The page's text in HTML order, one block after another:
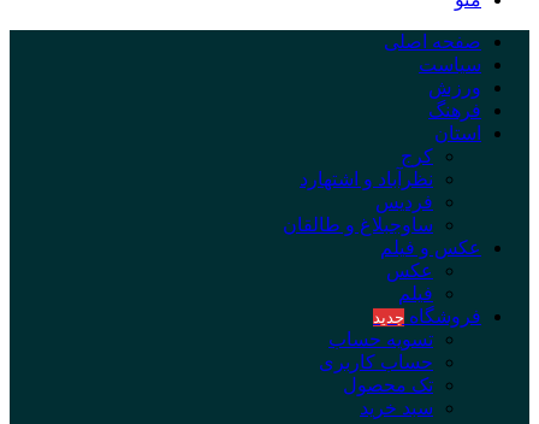
صفحه اصلی
سیاست
ورزش
فرهنگ
استان
کرج
نظرآباد و اشتهارد
فردیس
ساوجبلاغ و طالقان
عکس و فیلم
عکس
فیلم
فروشگاه جدید
تسویه حساب
حساب کاربری
تک محصول
سبد خرید